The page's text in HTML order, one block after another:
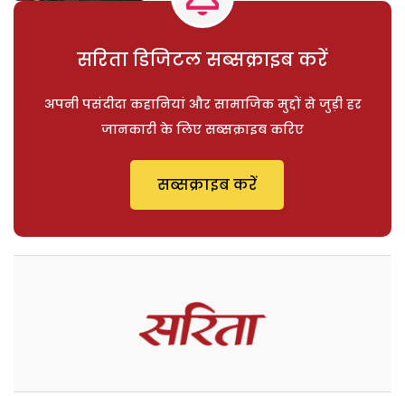
सरिता डिजिटल सब्सक्राइब करें
अपनी पसंदीदा कहानियां और सामाजिक मुद्दों से जुड़ी हर
जानकारी के लिए सब्सक्राइब करिए
सब्सक्राइब करें